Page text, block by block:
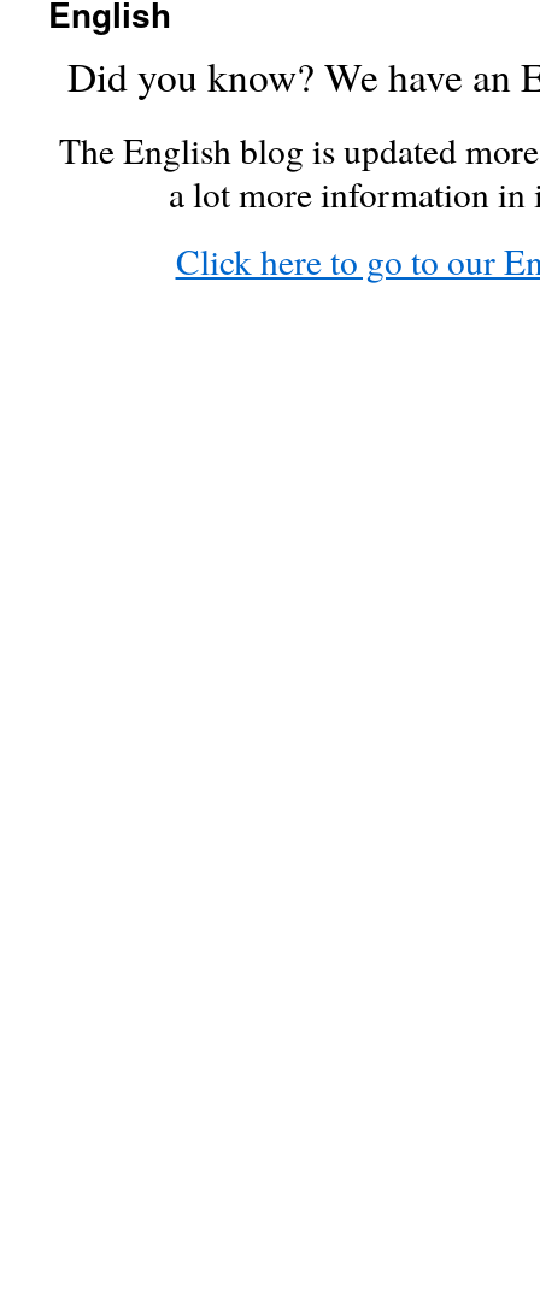
conteúdo
English
Did you know? We have an
The English blog is updated
a lot more information in
Click here to go to our